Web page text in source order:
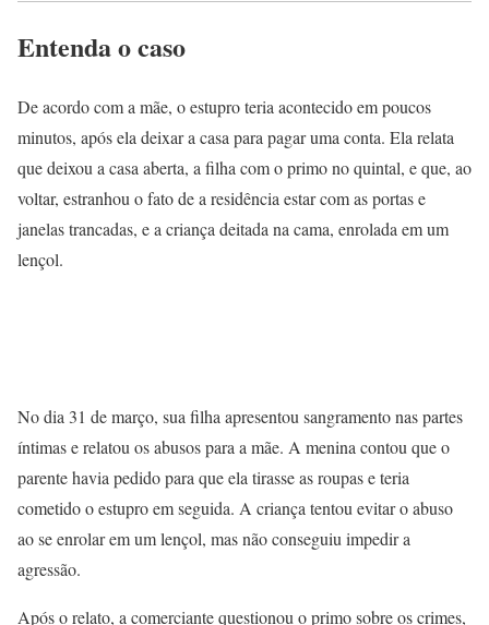
Entenda o caso
De acordo com a mãe, o estupro teria acontecido em poucos
minutos, após ela deixar a casa para pagar uma conta. Ela relata
que deixou a casa aberta, a filha com o primo no quintal, e que, ao
voltar, estranhou o fato de a residência estar com as portas e
janelas trancadas, e a criança deitada na cama, enrolada em um
lençol.
No dia 31 de março, sua filha apresentou sangramento nas partes
íntimas e relatou os abusos para a mãe. A menina contou que o
parente havia pedido para que ela tirasse as roupas e teria
cometido o estupro em seguida. A criança tentou evitar o abuso
ao se enrolar em um lençol, mas não conseguiu impedir a
agressão.
Após o relato, a comerciante questionou o primo sobre os crimes,